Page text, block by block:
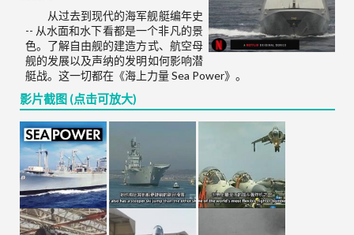
从过去到现代的海军舰艇编年史
-- 从水面和水下看都是一个非凡的景
色。了解自由舰的建造方式、航空母
舰的发展以及声纳的发明如何影响潜
艇战。这一切都在《海上力量 Sea Power》。
影片截图 (点击可放大)